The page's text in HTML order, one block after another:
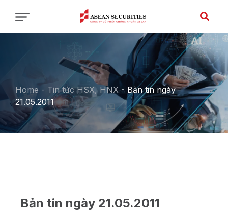
Home - Tin tức HSX, HNX- Bản tin ngày
21.05.2011
Bản tin ngày 21.05.2011